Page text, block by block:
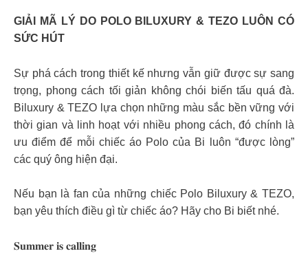
GIẢI MÃ LÝ DO POLO BILUXURY & TEZO LUÔN CÓ
SỨC HÚT
Sự phá cách trong thiết kế nhưng vẫn giữ được sự sang
trọng, phong cách tối giản không chói biến tấu quá đà.
Biluxury & TEZO lựa chọn những màu sắc bền vững với
thời gian và linh hoạt với nhiều phong cách, đó chính là
ưu điểm để mỗi chiếc áo Polo của Bi luôn “được lòng”
các quý ông hiện đại.
Nếu bạn là fan của những chiếc Polo Biluxury & TEZO,
bạn yêu thích điều gì từ chiếc áo? Hãy cho Bi biết nhé.
𝐒𝐮𝐦𝐦𝐞𝐫 𝐢𝐬 𝐜𝐚𝐥𝐥𝐢𝐧𝐠